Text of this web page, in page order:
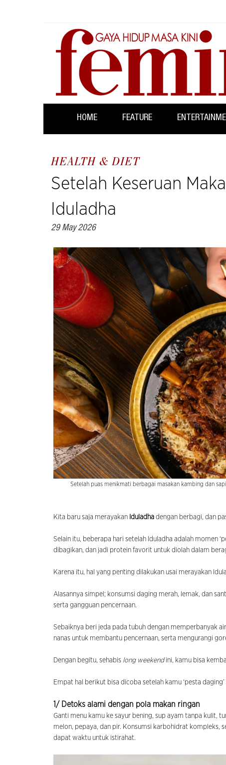
HOME FEATURE
HEALTH & DIET
Setelah Keseruan
Iduladha
29 May 2026
Setelah puas menikmati berbagai masakan kambing dan
Kita baru saja merayakan Iduladha dengan berbagi, dan
Selain itu, beberapa hari setelah Iduladha adalah momen
dibagikan, dan jadi protein favorit untuk diolah dalam
Karena itu, hal yang penting dilakukan usai merayakan
Alasannya simpel; konsumsi daging merah, lemak, dan
serta gangguan pencernaan.
Sebaiknya beri jeda pada tubuh dengan memperbanyak
nanas untuk membantu pencernaan, serta mengurangi
Dengan begitu, sehabis long weekendini, kamu bisa
Empat hal berikut bisa dicoba setelah kamu ‘pesta
1/ Detoks alami dengan pola makan ringan
Ganti menu kamu ke sayur bening, sup ayam tanpa kulit,
melon, pepaya, dan pir. Konsumsi karbohidrat kompleks,
dapat waktu untuk istirahat.